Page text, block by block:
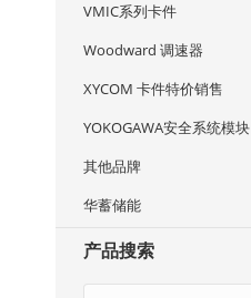
VMIC系列卡件
Woodward 调速器
XYCOM 卡件特价销售
YOKOGAWA安全系统模块
其他品牌
华蓄储能
产品搜索